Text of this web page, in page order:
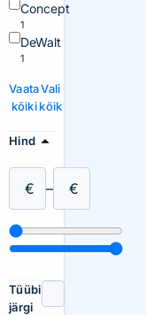
Concept
1
DeWalt
1
Vaata
kõiki
Vali
kõik
Hind
€ – €
Tüübi
järgi